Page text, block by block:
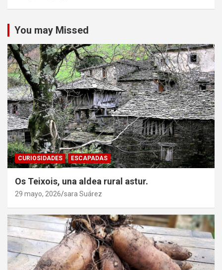
You may Missed
CURIOSIDADES ESCAPADAS
Os Teixois, una aldea rural astur.
29 mayo, 2026 sara Suárez